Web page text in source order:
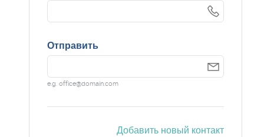
Отправить
e.g. office@domain.com
Добавить новый контакт